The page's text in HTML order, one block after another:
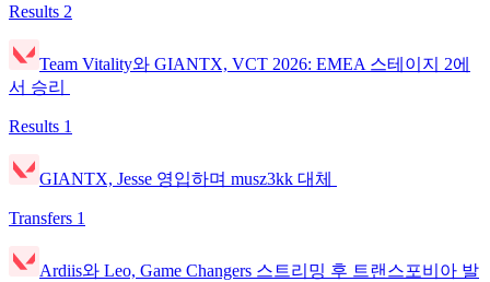
Results 2
Team Vitality와 GIANTX, VCT 2026: EMEA 스테이지 2에
서 승리
Results 1
GIANTX, Jesse 영입하며 musz3kk 대체
Transfers 1
Ardiis와 Leo, Game Changers 스트리밍 후 트랜스포비아 발